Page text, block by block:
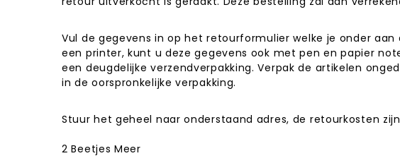
Vul de gegevens in op het retourformulier welke je onder
een printer, kunt u deze gegevens ook met pen en papier
een deugdelijke verzendverpakking. Verpak de artikelen
in de oorspronkelijke verpakking.
Stuur het geheel naar onderstaand adres, de retourkosten
2 Beetjes Meer